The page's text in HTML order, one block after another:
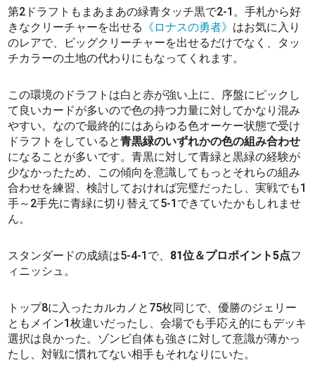
第2ドラフトもまあまあの緑青タッチ黒で2-1。手札から好
きなクリーチャーを出せる 《ロナスの勇者》 はお気に入り
のレアで、ビッグクリーチャーを出せるだけでなく、タッ
チカラーの土地の代わりにもなってくれます。
この環境のドラフトは白と赤が強い上に、序盤にピックし
て良いカードが多いので色の持つ力量に対してかなり混み
やすい。なので最終的にはあらゆる色オーケー状態で受け
ドラフトをしていると青黒緑のいずれかの色の組み合わせ
になることが多いです。青黒に対して青緑と黒緑の経験が
少なかったため、この傾向を意識してもっとそれらの組み
合わせを練習、検討しておければ完璧だったし、実戦でも1
手～2手先に青緑に切り替えて5-1できていたかもしれませ
ん。
スタンダードの成績は5-4-1で、 81位＆プロポイント5点フ
ィニッシュ。
トップ8に入ったカルカノと75枚同じで、優勝のジェリー
ともメイン1枚違いだったし、会場でも手応え的にもデッキ
選択は良かった。ゾンビ自体も強さに対して意識が薄かっ
たし、対戦に慣れてない相手もそれなりにいた。